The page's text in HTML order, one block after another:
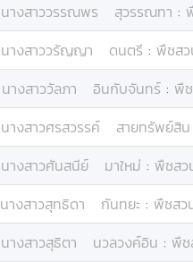
นางสาววรรณพร สุวรรณทา :
นางสาววรัญญา ดนตรี : พืชส
นางสาววัลภา อินกับจันทร์ : พื
นางสาวศรสวรรค์ สายทรัพย์สิน
นางสาวศันสนีย์ มาใหม่ : พืชสว
นางสาวสุทธิดา กันทยะ : พืชสว
นางสาวสุธิตา นวลวงค์อิน : พืช